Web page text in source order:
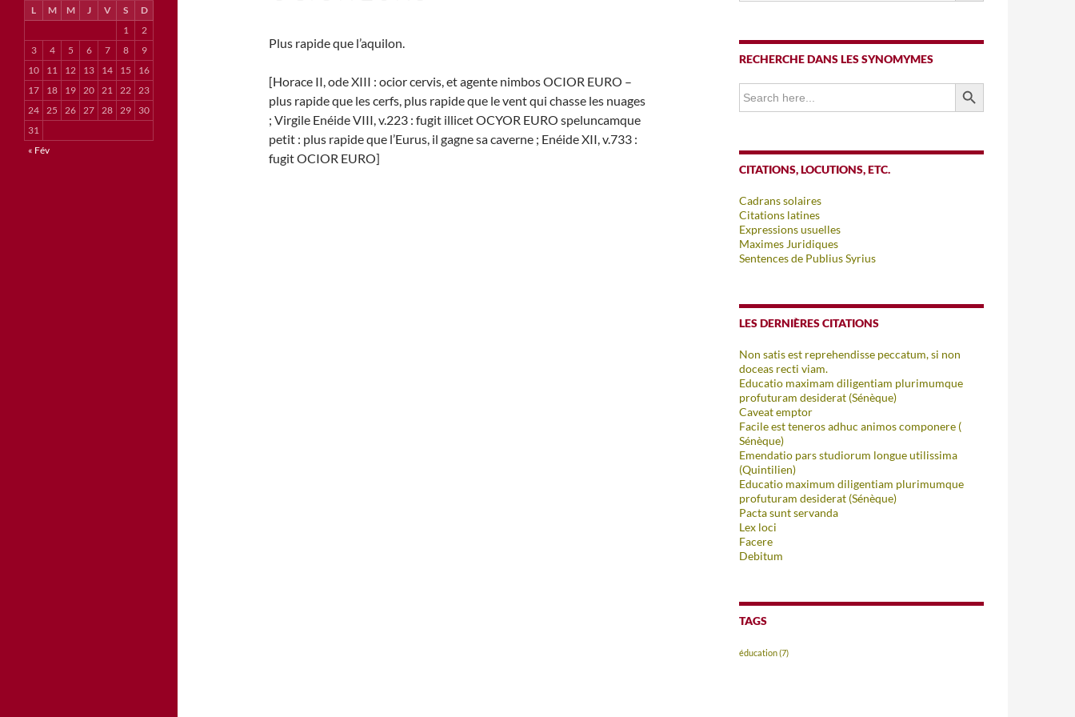
Plus rapide que l’aquilon.
[Horace II, ode XIII : ocior cervis, et agente nimbos OCIOR EURO –
plus rapide que les cerfs, plus rapide que le vent qui chasse les nuages
; Virgile Enéide VIII, v.223 : fugit illicet OCYOR EURO speluncamque
petit : plus rapide que l’Eurus, il gagne sa caverne ; Enéide XII, v.733 :
fugit OCIOR EURO]
RECHERCHE DANS LES SYNOMYMES
Search
for:
SEARCH BUTTON
CITATIONS, LOCUTIONS, ETC.
Cadrans solaires
Citations latines
Expressions usuelles
Maximes Juridiques
Sentences de Publius Syrius
LES DERNIÈRES CITATIONS
Non satis est reprehendisse peccatum, si non
doceas recti viam.
Educatio maximam diligentiam plurimumque
profuturam desiderat (Sénèque)
Caveat emptor
Facile est teneros adhuc animos componere (
Sénèque)
Emendatio pars studiorum longue utilissima
(Quintilien)
Educatio maximum diligentiam plurimumque
profuturam desiderat (Sénèque)
Pacta sunt servanda
Lex loci
Facere
Debitum
TAGS
éducation(7)
L M M J V S
D
1
2
3
4 5 6 7 8
9
10
11 12 13 14 15
16
17
18 19 20 21 22 23
24 25 26 27 28 29
30
31
« Fév